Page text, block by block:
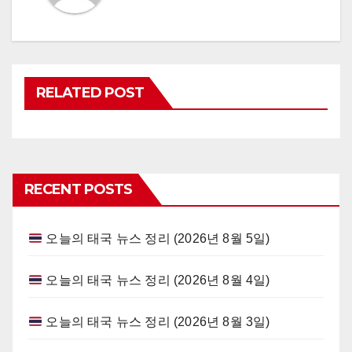
RELATED POST
RECENT POSTS
오늘의 태국 뉴스 정리 (2026년 8월 5일)
오늘의 태국 뉴스 정리 (2026년 8월 4일)
오늘의 태국 뉴스 정리 (2026년 8월 3일)